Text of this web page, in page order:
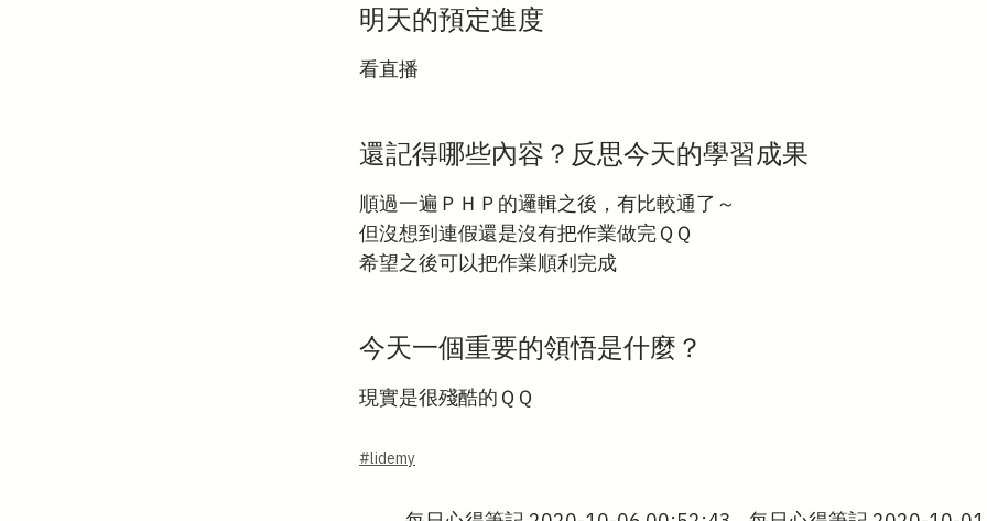
明天的預定進度
看直播
還記得哪些內容？反思今天的學習成果
順過一遍ＰＨＰ的邏輯之後，有比較通了～
但沒想到連假還是沒有把作業做完ＱＱ
希望之後可以把作業順利完成
今天一個重要的領悟是什麼？
現實是很殘酷的ＱＱ
#lidemy